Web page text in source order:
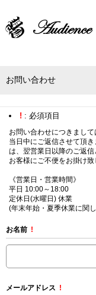
お問い合わせ
! : 必須項目
お問い合わせにつきまし
当日中にご返信させて頂
は、翌営業日以降のご返信
お客様にご不便をお掛け
《営業日・営業時間》
平日 10:00～18:00
定休日(水曜日) 休業
(年末年始・夏季休業に関
お名前 !
メールアドレス !